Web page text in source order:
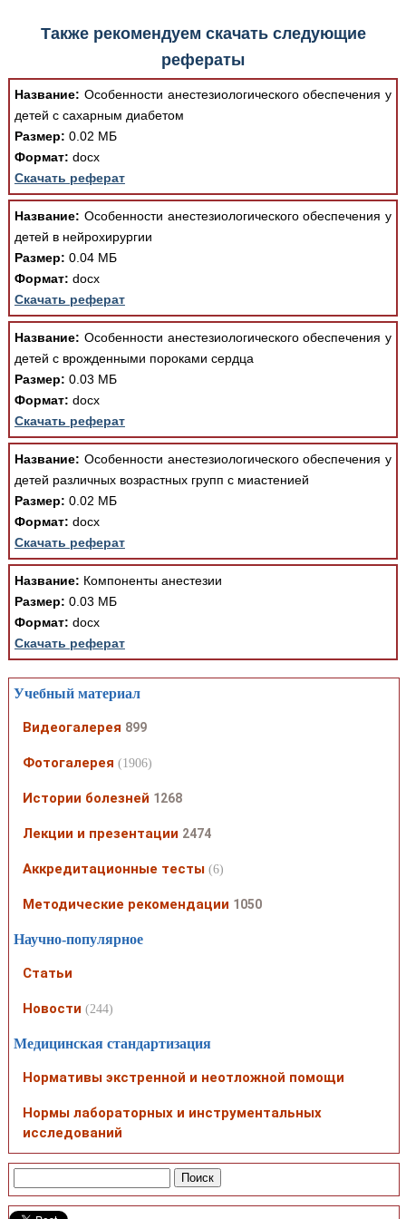
Также рекомендуем скачать следующие
рефераты
Название: Особенности анестезиологического обеспечения у
детей с сахарным диабетом
Размер: 0.02 МБ
Формат: docx
Скачать реферат
Название: Особенности анестезиологического обеспечения у
детей в нейрохирургии
Размер: 0.04 МБ
Формат: docx
Скачать реферат
Название: Особенности анестезиологического обеспечения у
детей с врожденными пороками сердца
Размер: 0.03 МБ
Формат: docx
Скачать реферат
Название: Особенности анестезиологического обеспечения у
детей различных возрастных групп с миастенией
Размер: 0.02 МБ
Формат: docx
Скачать реферат
Название: Компоненты анестезии
Размер: 0.03 МБ
Формат: docx
Скачать реферат
Учебный материал
Видеогалерея 899
Фотогалерея (1906)
Истории болезней 1268
Лекции и презентации 2474
Аккредитационные тесты (6)
Методические рекомендации 1050
Научно-популярное
Статьи
Новости (244)
Медицинская стандартизация
Нормативы экстренной и неотложной помощи
Нормы лабораторных и инструментальных
исследований